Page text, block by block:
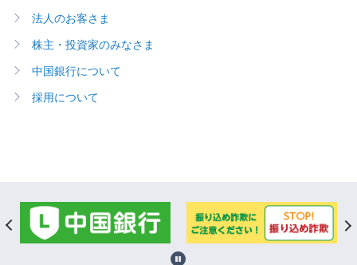
法人のお客さま
株主・投資家のみなさま
中国銀行について
採用について